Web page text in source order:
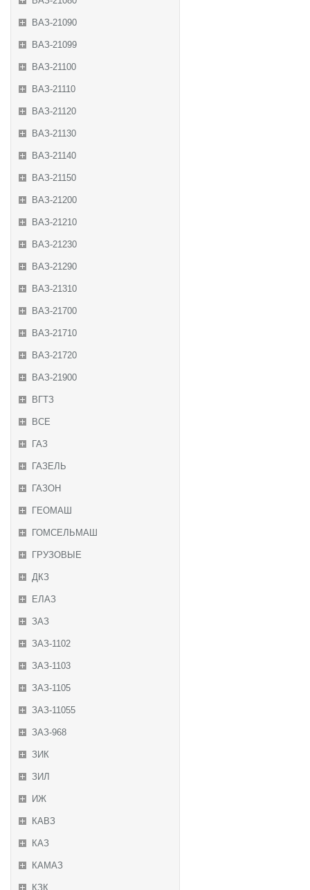
ВАЗ-21090
ВАЗ-21099
ВАЗ-21100
ВАЗ-21110
ВАЗ-21120
ВАЗ-21130
ВАЗ-21140
ВАЗ-21150
ВАЗ-21200
ВАЗ-21210
ВАЗ-21230
ВАЗ-21290
ВАЗ-21310
ВАЗ-21700
ВАЗ-21710
ВАЗ-21720
ВАЗ-21900
ВГТЗ
ВСЕ
ГАЗ
ГАЗЕЛЬ
ГАЗОН
ГЕОМАШ
ГОМСЕЛЬМАШ
ГРУЗОВЫЕ
ДКЗ
ЕЛАЗ
ЗАЗ
ЗАЗ-1102
ЗАЗ-1103
ЗАЗ-1105
ЗАЗ-11055
ЗАЗ-968
ЗИК
ЗИЛ
ИЖ
КАВЗ
КАЗ
КАМАЗ
КЗК